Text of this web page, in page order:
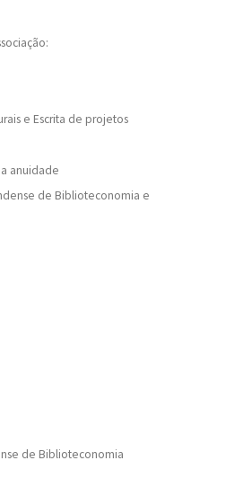
e Escrita de projetos
anuidade
de Biblioteconomia e
de Biblioteconomia